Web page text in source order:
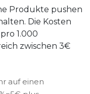
Produkte pushen
Die Kosten
1.000
zwischen 3€
auf einen